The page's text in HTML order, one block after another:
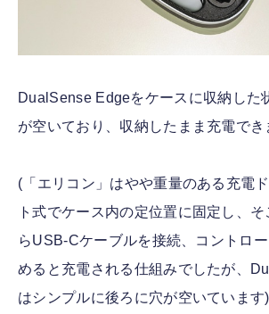
DualSense Edgeをケースに収納した
が空いており、収納したまま充電でき
(「エリコン」はやや重量のある充電
ト式でケース内の定位置に固定し、
らUSB-Cケーブルを接続、コントロ
めると充電される仕組みでしたが、
はシンプルに後ろに穴が空いています)